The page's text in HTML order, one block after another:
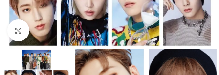
Click to enlarge